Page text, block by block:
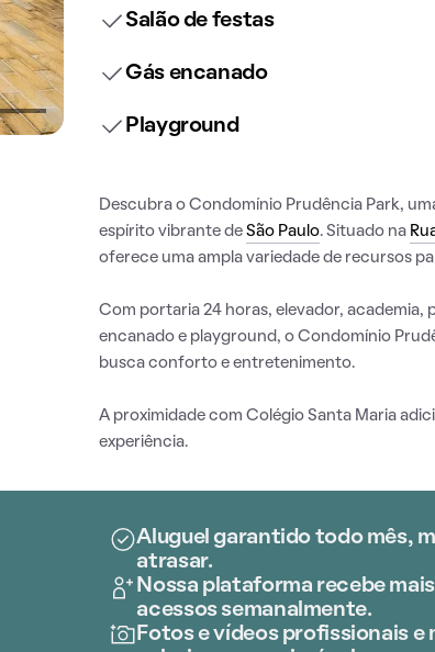
Salão de festas
Gás encanado
Playground
Descubra o Condomínio Prudência Park,
espírito vibrante de São Paulo. Situado na
oferece uma ampla variedade de recursos
Com portaria 24 horas, elevador, academia,
encanado e playground, o Condomínio
busca conforto e entretenimento.
A proximidade com Colégio Santa Maria
experiência.
Aluguel garantido todo mês,
atrasar.
Nossa plataforma recebe
acessos semanalmente.
Fotos e vídeos profissionais e